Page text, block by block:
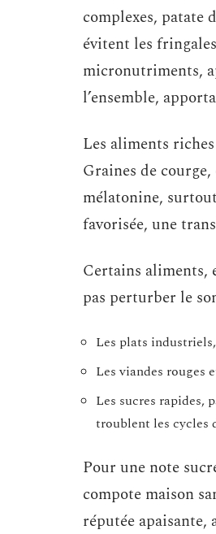
complexes, patate
évitent les
micronutriments,
l’ensemble,
Les aliments
Graines de
mélatonine,
favorisée, une
Certains aliments,
pas perturber le
Les plats
Les viandes rouges
Les sucres rapides,
troublent les cycles
Pour une note
compote maison
réputée